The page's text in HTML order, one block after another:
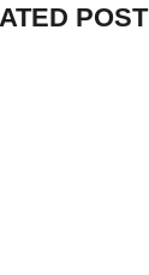
POST